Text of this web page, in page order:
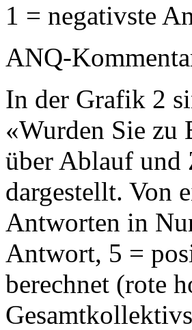
1 = negativste
ANQ-
In der Grafik 2
«Wurden Sie zu
über Ablauf
dargestellt. Von
Antworten in
Antwort, 5 =
berechnet (rote